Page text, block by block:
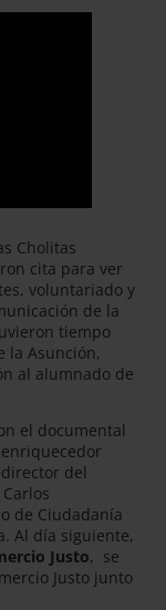
Cholitas
cita para ver
voluntariado y
de la
tiempo
la Asunción,
al alumnado de
el documental
del
de Ciudadanía
Al día siguiente,
Justo, se
Justo junto